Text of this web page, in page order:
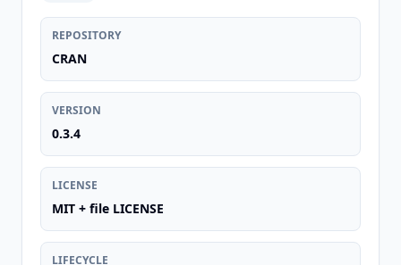
REPOSITORY
CRAN
VERSION
0.3.4
LICENSE
MIT + file LICENSE
LIFECYCLE